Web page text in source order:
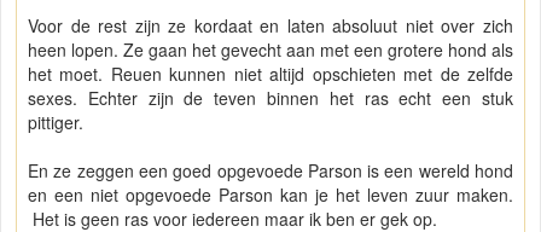
Voor de rest zijn ze kordaat en laten absoluut niet over zich
heen lopen. Ze gaan het gevecht aan met een grotere hond als
het moet. Reuen kunnen niet altijd opschieten met de zelfde
sexes. Echter zijn de teven binnen het ras echt een stuk
pittiger.
En ze zeggen een goed opgevoede Parson is een wereld hond
en een niet opgevoede Parson kan je het leven zuur maken.
Het is geen ras voor iedereen maar ik ben er gek op.